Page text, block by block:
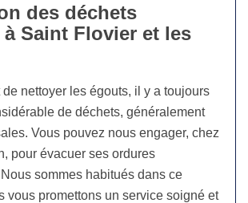
des déchets
à Saint Flovier et les
de nettoyer les égouts, il y a toujours
de déchets, généralement
Vous pouvez nous engager, chez
pour évacuer ses ordures
sommes habitués dans ce
vous promettons un service soigné et